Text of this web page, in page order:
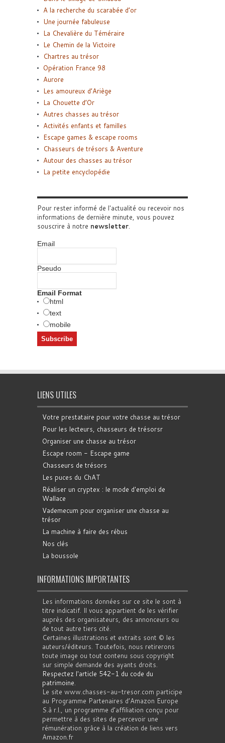
A la recherche du scarabée d’or
Une journée fabuleuse
La Chevalière du Téméraire
Le Chemin de la Victoire
Chartres au trésor
Opération France 98
Aurore
Les amoureux d’Ariège
La Chouette d’Or
Autres chasses au trésor
Activités enfants et familles
Escape games & escape rooms
Chasseurs de trésors & Aventure
Autour des chasses au trésor
La petite encyclopédie
Pour rester informé de l'actualité ou recevoir nos
informations de dernière minute, vous pouvez
souscrire à notre newsletter.
Email
Pseudo
Email Format
html
text
mobile
LIENS UTILES
Votre prestataire pour votre chasse au trésor
Pour les lecteurs, chasseurs de trésorsr
Organiser une chasse au trésor
Escape room - Escape game
Chasseurs de trésors
Les puces du ChAT
Réaliser un cryptex : le mode d'emploi de
Wallace
Vademecum pour organiser une chasse au
trésor
La machine à faire des rébus
Nos clés
La boussole
INFORMATIONS IMPORTANTES
Les informations données sur ce site le sont à
titre indicatif. Il vous appartient de les vérifier
auprès des organisateurs, des annonceurs ou
de tout autre tiers cité.
Certaines illustrations et extraits sont © les
auteurs/éditeurs. Toutefois, nous retirerons
toute image ou tout contenu sous copyright
sur simple demande des ayants droits.
Respectez l'article 542-1 du code du
patrimoine.
Le site www.chasses-au-tresor.com participe
au Programme Partenaires d’Amazon Europe
S.à r.l., un programme d’affiliation conçu pour
permettre à des sites de percevoir une
rémunération grâce à la création de liens vers
Amazon.fr